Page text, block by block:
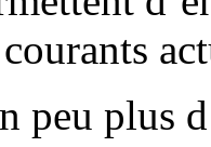
peu plus